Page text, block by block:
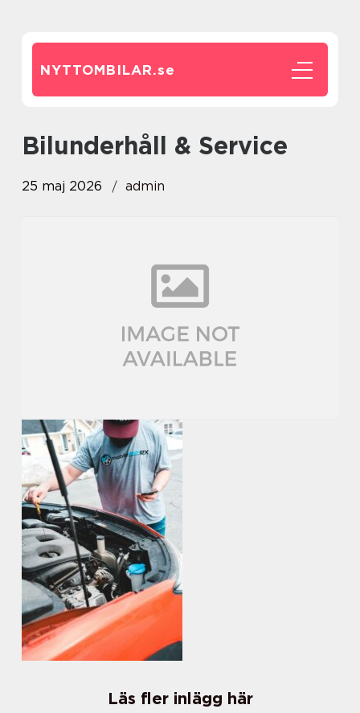
NYTTOMBILAR.se
Bilunderhåll & Service
25 maj 2026 admin
Läs fler inlägg här